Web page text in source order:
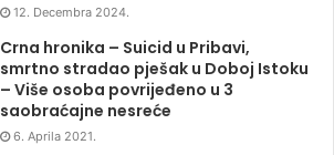
12. Decembra 2024.
Crna hronika – Suicid u Pribavi,
smrtno stradao pješak u Doboj Istoku
– Više osoba povrijeđeno u 3
saobraćajne nesreće
6. Aprila 2021.